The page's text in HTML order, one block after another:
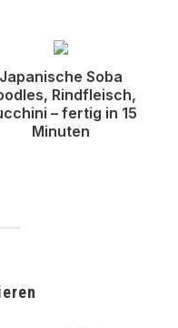
Japanische Soba
Rindfleisch,
– fertig in 15
Minuten